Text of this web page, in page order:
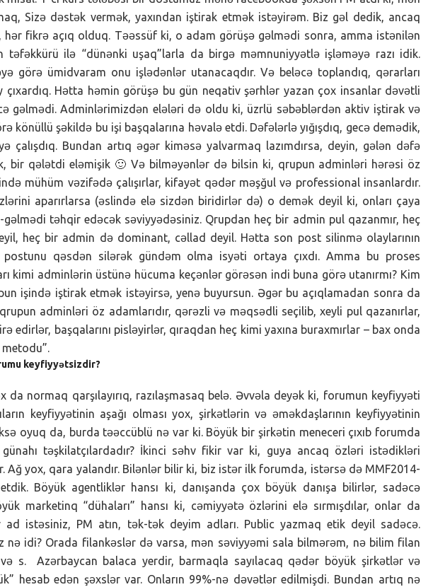
Sizə dəstək vermək, yaxından iştirak etmək istəyirəm. Biz gəl dedik, ancaq
hər fikrə açıq olduq. Təəssüf ki, o adam görüşə gəlmədi sonra, amma istənilən
təfəkkürü ilə “dünənki uşaq”larla da birgə məmnuniyyətlə işləməyə razı idik.
görə ümidvaram onu işlədənlər utanacaqdır. Və beləcə toplandıq, qərarları
çıxardıq. Hətta həmin görüşə bu gün neqativ şərhlər yazan çox insanlar dəvətli
gəlmədi. Adminlərimizdən elələri də oldu ki, üzrlü səbəblərdən aktiv iştirak və
könüllü şəkildə bu işi başqalarına həvalə etdi. Dəfələrlə yığışdıq, gecə demədik,
çalışdıq. Bundan artıq əgər kiməsə yalvarmaq lazımdırsa, deyin, gələn dəfə
bir qələtdi eləmişik 🙂 Və bilməyənlər də bilsin ki, qrupun adminləri hərəsi öz
mühüm vəzifədə çalışırlar, kifayət qədər məşğul və professional insanlardır.
aparırlarsa (əslində elə sizdən biridirlər də) o demək deyil ki, onları çaya
təhqir edəcək səviyyədəsiniz. Qrupdan heç bir admin pul qazanmır, heç
heç bir admin də dominant, cəllad deyil. Hətta son post silinmə olaylarının
qəsdən silərək gündəm olma isyəti ortaya çıxdı. Amma bu proses
kimi adminlərin üstünə hücuma keçənlər görəsən indi buna görə utanırmı? Kim
işində iştirak etmək istəyirsə, yenə buyursun. Əgər bu açıqlamadan sonra da
adminləri öz adamlarıdır, qərəzli və məqsədli seçilib, xeyli pul qazanırlar,
edirlər, başqalarını pisləyirlər, qıraqdan heç kimi yaxına buraxmırlar – bax onda
keyfiyyətsizdir?
normaq qarşılayırıq, razılaşmasaq belə. Əvvəla deyək ki, forumun keyfiyyəti
keyfiyyətinin aşağı olması yox, şirkətlərin və əməkdaşlarının keyfiyyətinin
oyuq da, burda təəccüblü nə var ki. Böyük bir şirkətin meneceri çıxıb forumda
günahı təşkilatçılardadır? İkinci səhv fikir var ki, guya ancaq özləri istədikləri
Ağ yox, qara yalandır. Bilənlər bilir ki, biz istər ilk forumda, istərsə də MMF2014-
Böyük agentliklər hansı ki, danışanda çox böyük danışa bilirlər, sadəcə
marketinq “dühaları” hansı ki, cəmiyyətə özlərini elə sırmışdılar, onlar da
istəsiniz, PM atın, tək-tək deyim adları. Public yazmaq etik deyil sadəcə.
nə idi? Orada filankəslər də varsa, mən səviyyəmi sala bilmərəm, nə bilim filan
s. Azərbaycan balaca yerdir, barmaqla sayılacaq qədər böyük şirkətlər və
hesab edən şəxslər var. Onların 99%-nə dəvətlər edilmişdi. Bundan artıq nə